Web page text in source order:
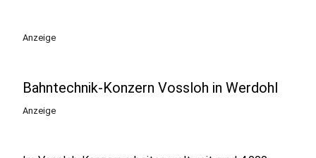
Anzeige
Bahntechnik-Konzern Vossloh in Werdohl
Anzeige